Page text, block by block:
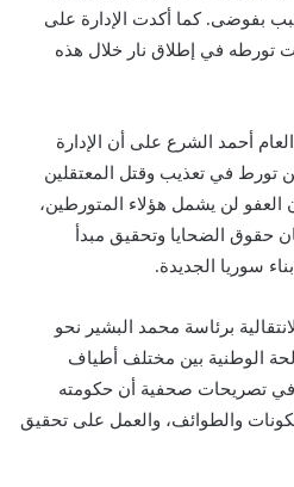
بفوضى. كما أكدت الإدارة على
تورطه في إطلاق نار خلال هذه
أحمد الشرع على أن الإدارة
تورط في تعذيب وقتل المعتقلين
لن يشمل هؤلاء المتورطين،
حقوق الضحايا وتحقيق مبدأ
سوريا الجديدة.
برئاسة محمد البشير نحو
الوطنية بين مختلف أطياف
في تصريحات صحفية أن حكومته
والطوائف، والعمل على تحقيق